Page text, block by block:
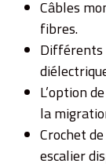
Câbles
fibres.
Différents
L’option
la
Crochet
escalier